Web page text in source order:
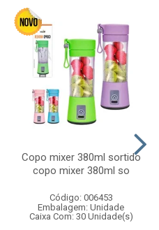
Copo mixer 380ml sortido
copo mixer 380ml so
Código: 006453
Embalagem: Unidade
Caixa Com: 30 Unidade(s)